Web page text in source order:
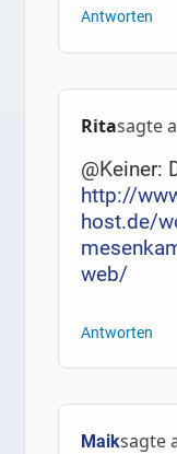
Antworten
Ritasagte
@Keiner:
http://
host.de/
web/
Antworten
Maiksagte